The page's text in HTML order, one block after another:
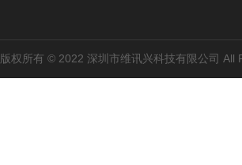
版权所有 © 2022 深圳市维讯兴科技有限公司 All